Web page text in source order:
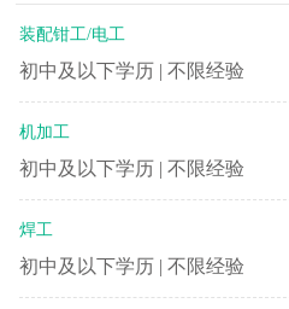
装配钳工/电工
初中及以下学历 | 不限经验
机加工
初中及以下学历 | 不限经验
焊工
初中及以下学历 | 不限经验